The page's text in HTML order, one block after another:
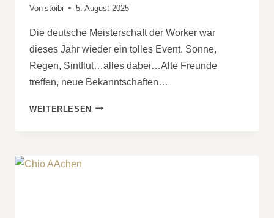
Von stoibi 5. August 2025
Die deutsche Meisterschaft der Worker war
dieses Jahr wieder ein tolles Event. Sonne,
Regen, Sintflut…alles dabei…Alte Freunde
treffen, neue Bekanntschaften…
WEITERLESEN DEUTSCHE